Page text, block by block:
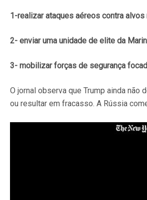
1-realizar ataques aéreos contra
2- enviar uma unidade de elite da
3- mobilizar forças de segurança
O jornal observa que Trump ainda
ou resultar em fracasso. A Rússia